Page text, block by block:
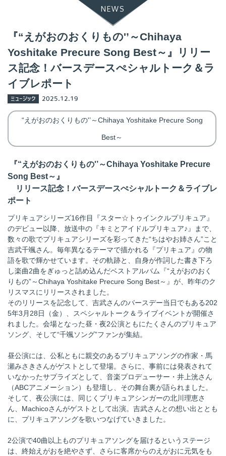
NEWS
『“えがおのおくりもの'’～Chihaya
Yoshitake Precure Song Best～』リリー
ス記念！バースデースぺシャルトーク＆ラ
イブレポート
ミュージック 2025.12.19
“えがおのおくりもの'’～Chihaya Yoshitake Precure Song
Best～
『“えがおのおくりもの'’～Chihaya Yoshitake Precure
Song Best～』
リリース記念！バースデースぺシャルトーク＆ライブレ
ポート
プリキュアシリーズ16作目『スター☆トゥインクルプリキュア』
のデビュー以降、放送中の『キミとアイドルプリキュア♪』まで、
数々の歌でプリキュアシリーズを彩ってきた“ちはやお姉さん”こと
吉武千颯さん。毎年異なるテーマで描かれる『プリキュア』の物
語を歌で輝かせています。その軌跡と、自身が作詞した書き下ろ
し楽曲2曲をぎゅっと詰め込んだベストアルバム『“えがおのおく
りもの”～Chihaya Yoshitake Precure Song Best～』が、昨年のク
リスマスにリリースされました。
そのリリースを記念して、吉武さんのバースデー当日でもある202
5年3月28日（金）、スペシャルトーク＆ライブイベントが開催さ
れました。会場となった昼・夜2公演ともにたくさんのプリキュア
ソング、そして“千颯ソング”ファンが集結。
昼公演には、公私ともに親交のあるプリキュアソングの作家・馬
瀬みさきさんがゲストとして登場。さらに、事前には発表されて
いなかったサプライズとして、音楽プロデューサー・井上洸さん
（ABCアニメーション）も登壇し、その舞台裏が語られました。
そして、夜公演には、同じくプリキュアシンガーの北川理恵さ
ん、Machicoさんがゲストとして出演。吉武さんとの想い出ととも
に、プリキュアソングを歌いつなげていきました。
2公演で40曲以上ものプリキュアソングを届けるというステージ
は、終始えがおを絶やさず、さらに客席からのえがおに元気をも